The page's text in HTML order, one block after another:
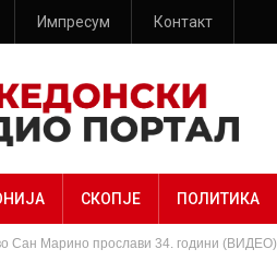
Импресум Контакт
СКОПЈЕ ПОЛИТИКА
Сан Марино прослави 34. години (ВИДЕО)